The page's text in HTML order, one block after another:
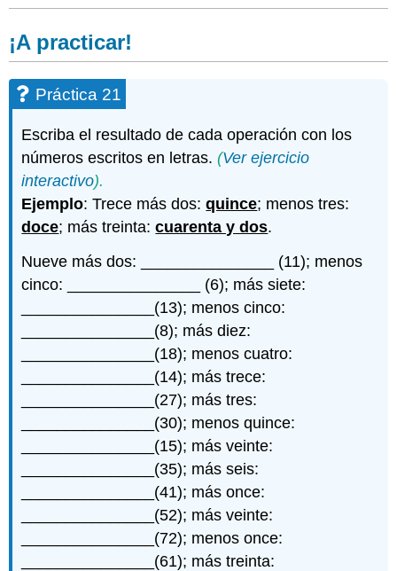
¡A practicar!
Práctica 21
Escriba el resultado de cada operación con los
números escritos en letras.(Ver ejercicio
interactivo).
Ejemplo: Trece más dos:quince; menos tres:
doce; más treinta:cuarenta y dos.
Nueve más dos: _______________ (11); menos
cinco: _______________ (6); más siete:
_______________(13); menos cinco:
_______________(8); más diez:
_______________(18); menos cuatro:
_______________(14); más trece:
_______________(27); más tres:
_______________(30); menos quince:
_______________(15); más veinte:
_______________(35); más seis:
_______________(41); más once:
_______________(52); más veinte:
_______________(72); menos once:
_______________(61); más treinta: